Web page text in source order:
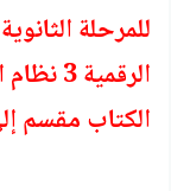
للمرحلة
الكتاب مقسم إلى 3 وحدات